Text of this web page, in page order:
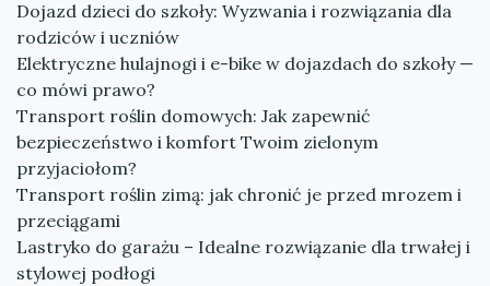
Dojazd dzieci do szkoły: Wyzwania i rozwiązania dla
rodziców i uczniów
Elektryczne hulajnogi i e-bike w dojazdach do szkoły —
co mówi prawo?
Transport roślin domowych: Jak zapewnić
bezpieczeństwo i komfort Twoim zielonym
przyjaciołom?
Transport roślin zimą: jak chronić je przed mrozem i
przeciągami
Lastryko do garażu – Idealne rozwiązanie dla trwałej i
stylowej podłogi